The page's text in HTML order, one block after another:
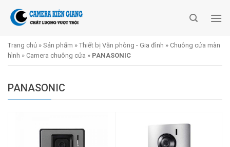
Trang chủ » Sản phẩm » Thiết bị Văn phòng - Gia đình » Chuông cửa màn
hình » Camera chuông cửa » PANASONIC
PANASONIC